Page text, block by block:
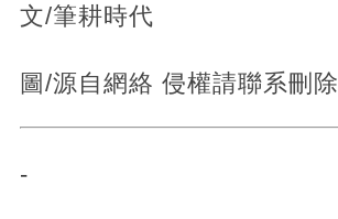
文/筆耕時代
圖/源自網絡 侵權請聯系刪除
-